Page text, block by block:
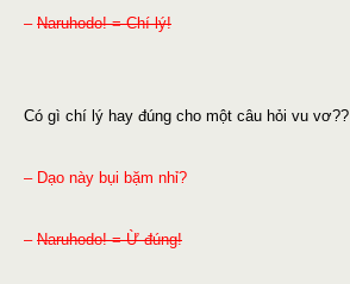
– Naruhodo! = Chí lý!
Có gì chí lý hay đúng cho một câu hỏi vu vơ??
– Dạo này bụi bặm nhỉ?
– Naruhodo! = Ừ đúng!